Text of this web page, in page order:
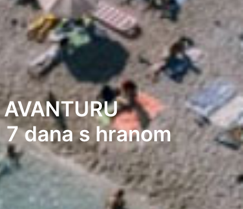
dana s hranom